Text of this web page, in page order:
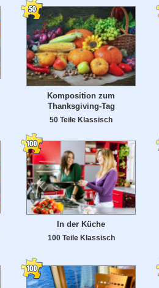
Komposition zum
Thanksgiving-Tag
50 Teile Klassisch
In der Küche
100 Teile Klassisch